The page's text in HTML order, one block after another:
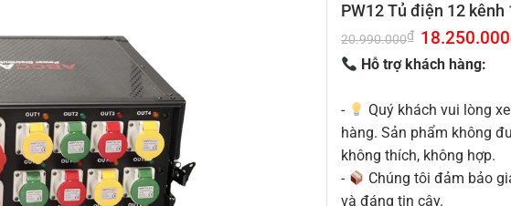
PW12 Tủ điện 12 kênh
20.990.000₫ Giá
gốc
là:
20.990.000₫.
18.250.000
Hỗ trợ khách hàng:
-
Quý khách vui lòng
hàng. Sản phẩm không
không thích, không hợp.
-
Chúng tôi đảm bảo
và đáng tin cậy.